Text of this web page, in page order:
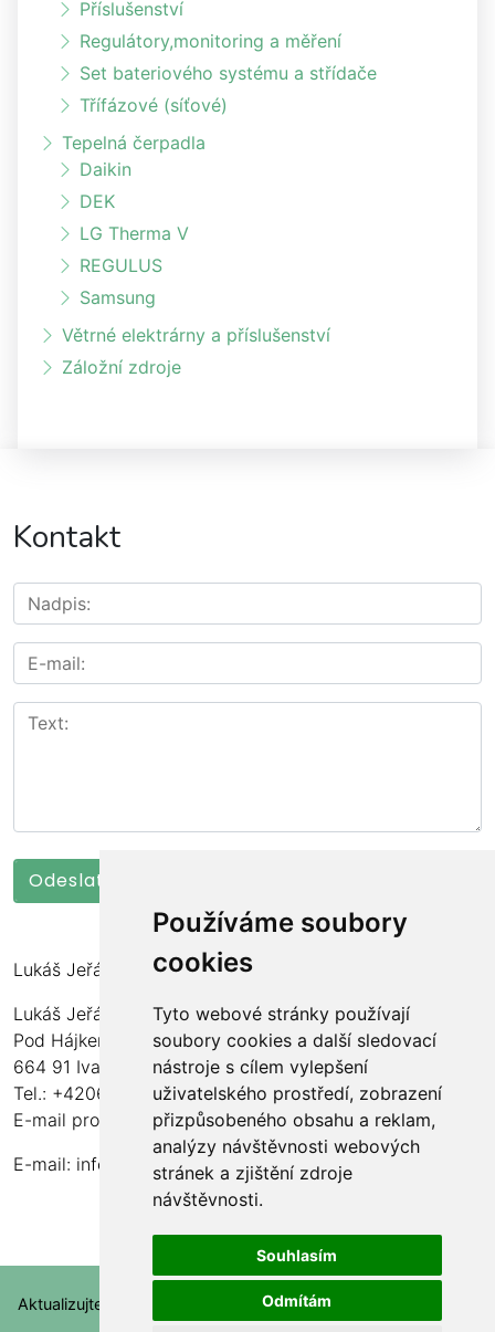
Používáme soubory
cookies
Tyto webové stránky používají
soubory cookies a další sledovací
nástroje s cílem vylepšení
uživatelského prostředí, zobrazení
přizpůsobeného obsahu a reklam,
analýzy návštěvnosti webových
stránek a zjištění zdroje
návštěvnosti.
Souhlasím
Odmítám
Příslušenství
Regulátory,monitoring a měření
Set bateriového systému a střídače
Třífázové (síťové)
Tepelná čerpadla
Daikin
DEK
LG Therma V
REGULUS
Samsung
Větrné elektrárny a příslušenství
Záložní zdroje
Kontakt
Lukáš Jeřábek
Lukáš Jeřábek
Pod Hájkem 77/97
664 91 Ivančice
Tel.: +420606190173
E-mail pro montáže: montaze@ecosolartechnology.cz
E-mail: info@ecosolartechnology.cz
Aktualizujte nastavení souborů cookie.